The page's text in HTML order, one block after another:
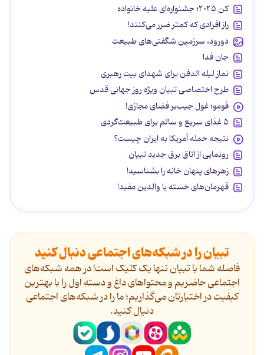
کن ۲۰۲۵؛ جشنواره‌ای علیه خانواده
راز افرادی که کمتر ضرر می‌کنند!
دورود، سرزمین شگفتی‌های طبیعت
جان فدا
نماز لیله الدفن برای شهدای بیت رهبری
طرح اختصاصی تبیان ویژه روز جهانی قدس
فومو؛ غول جیب‌بر فضای مجازی!
۵ غذای سریع و سالم برای طبیعت‌گردی
نتیجه حمله آمریکا به ایران چیست؟
رونمایی از اتاق برق جدید تبیان
زهرهای پنهان خانه را بشناسید!
قهرمان‌های خسته یا والدین مفید!
تبیان را در شبکه‌های اجتماعی دنبال کنید
فاصله شما با تبیان تنها یک کلیک است! در همه شبکه‌های
اجتماعی حاضریم و محتواهای داغ و دسته اول را با بهترین
کیفیت در اختیارتان می‌گذاریم؛ ما را در شبکه‌های اجتماعی
دنیال کنید.